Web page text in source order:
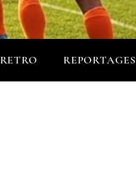
RETRO REPORTAGES